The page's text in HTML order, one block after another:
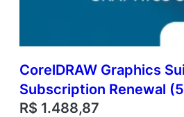
CorelDRAW Graphics
Subscription Renewal
R$ 1.488,87